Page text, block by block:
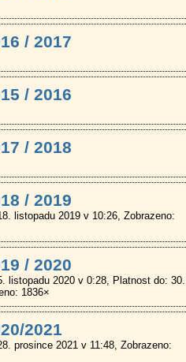
/ 2017
/ 2016
/ 2018
/ 2019
listopadu 2019 v 10:26 Zobrazeno:
/ 2020
listopadu 2020 v 0:28
Platnost do: 30.
1836×
2021
prosince 2021 v 11:48 Zobrazeno: